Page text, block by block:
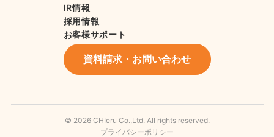
IR情報
採用情報
お客様サポート
資料請求・お問い合わせ
© 2026 CHIeru Co.,Ltd. All rights reserved.
プライバシーポリシー